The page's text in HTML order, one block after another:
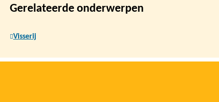
Gerelateerde onderwerpen
Visserij